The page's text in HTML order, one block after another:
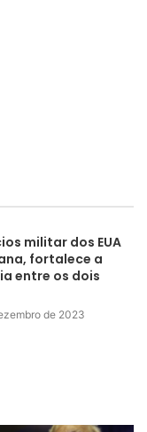
militar dos EUA
fortalece a
entre os dois
de 2023